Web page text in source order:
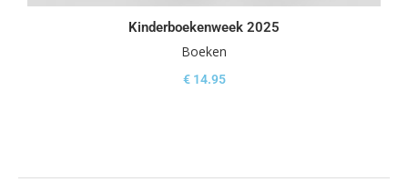
Kinderboekenweek 2025
Boeken
€14.95